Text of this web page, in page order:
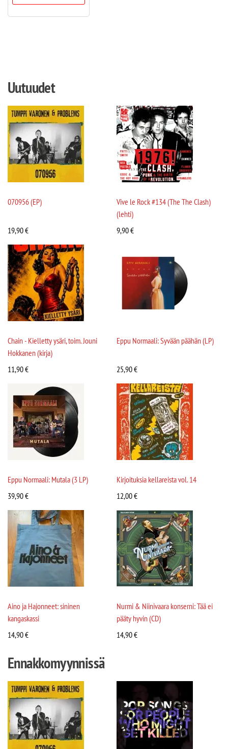
Uutuudet
070956 (EP)
19,90€
Vive le Rock #134 (The The Clash)
(lehti)
9,90€
Chain - Kielletty ysäri, toim. Jouni
Hokkanen (kirja)
11,90€
Eppu Normaali: Syvään päähän (LP)
25,90€
Eppu Normaali: Mutala (3 LP)
39,90€
Kirjoituksia kellareista vol. 14
12,00€
Aino ja Hajonneet: sininen
kangaskassi
14,90€
Nurmi & Niinivaara konserni: Tää ei
pääty hyvin (CD)
14,90€
Ennakkomyynnissä